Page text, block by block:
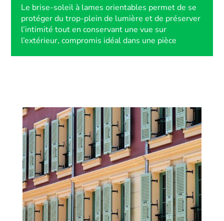
Le brise-soleil à lames orientables permet de se
protéger du trop-plein de lumière et de préserver
l’intimité tout en conservant une vue sur
l’extérieur, compromis idéal dans une pièce